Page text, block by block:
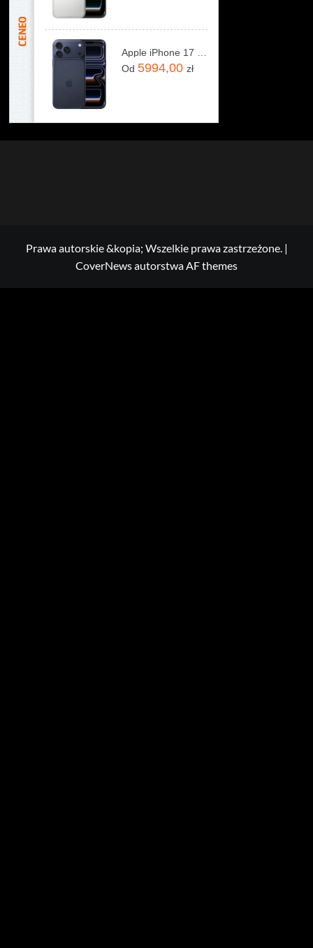
Od 5994,00 zł
Prawa autorskie &kopia; Wszelkie prawa zastrzeżone. |
CoverNewsautorstwa AF themes